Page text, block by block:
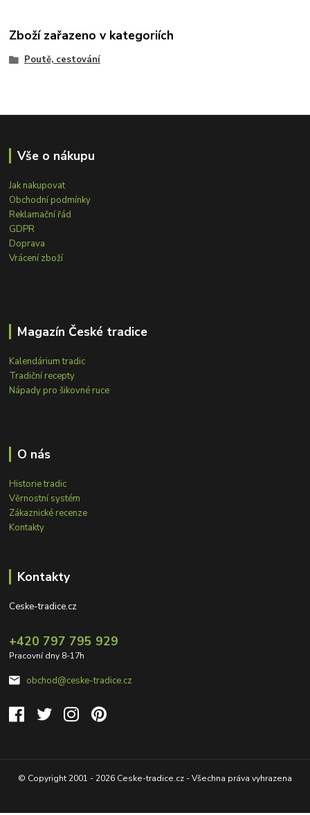
Zboží zařazeno v kategoriích
Poutě, cestování
Vše o nákupu
Jak nakupovat
Obchodní podmínky
Reklamační řád
GDPR
Doprava
Vrácení zboží
Magazín České tradice
Kalendárium tradic
Tradiční recepty
Nápady pro šikovné ruce
O nás
Historie tradic
Věrnostní systém
Zákaznické recenze
Kontakty
Kontakty
Ceske-tradice.cz
+420 797 795 929
Pracovní dny 8-17h
obchod@ceske-tradice.cz
© Copyright 2001 - 2026 Ceske-tradice.cz - Všechna práva vyhrazena